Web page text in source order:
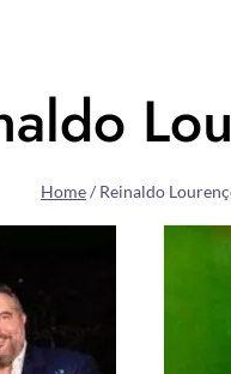
Home/ Reinaldo